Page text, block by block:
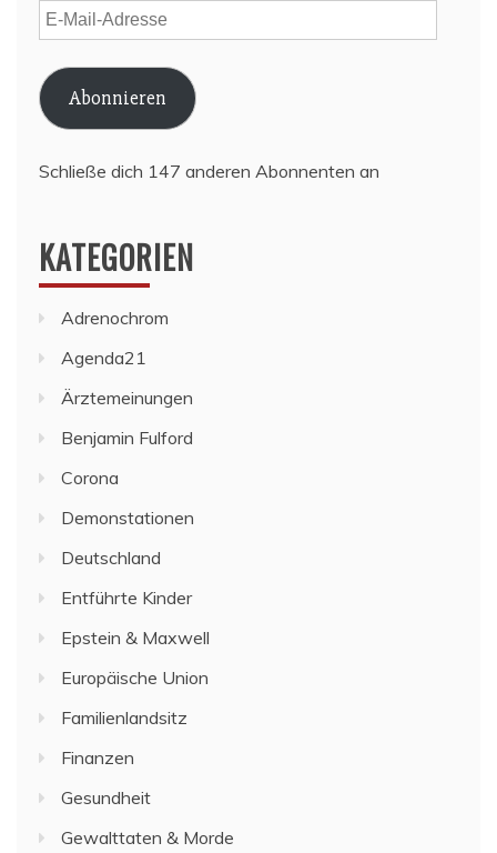
E-
Mail-
Adresse
Abonnieren
Schließe dich 147 anderen Abonnenten an
KATEGORIEN
Adrenochrom
Agenda21
Ärztemeinungen
Benjamin Fulford
Corona
Demonstationen
Deutschland
Entführte Kinder
Epstein & Maxwell
Europäische Union
Familienlandsitz
Finanzen
Gesundheit
Gewalttaten & Morde